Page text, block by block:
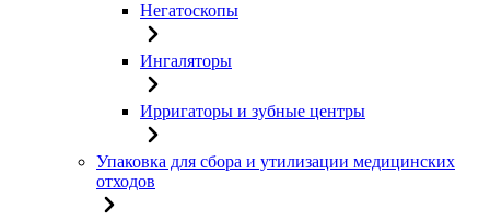
Негатоскопы
Ингаляторы
Ирригаторы и зубные центры
Упаковка для сбора и утилизации медицинских
отходов